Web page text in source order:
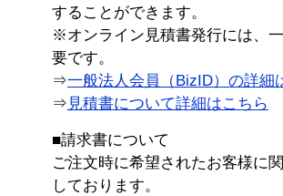
することができます。
※オンライン見積書発行には、
要です。
⇒一般法人会員（BizID）の詳細
⇒ 見積書について詳細はこちら
■請求書について
ご注文時に希望されたお客様に
しております。